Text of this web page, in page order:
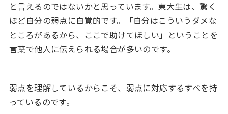
と言えるのではないかと思っています。東大生は、驚く
ほど自分の弱点に自覚的です。「自分はこういうダメな
ところがあるから、ここで助けてほしい」ということを
言葉で他人に伝えられる場合が多いのです。
弱点を理解しているからこそ、弱点に対応するすべを持
っているのです。